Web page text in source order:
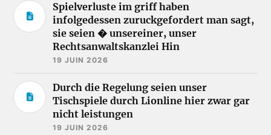
Spielverluste im griff haben
infolgedessen zuruckgefordert man sagt,
sie seien � unsereiner, unser
Rechtsanwaltskanzlei Hin
19 JUIN 2026
Durch die Regelung seien unser
Tischspiele durch Lionline hier zwar gar
nicht leistungen
19 JUIN 2026